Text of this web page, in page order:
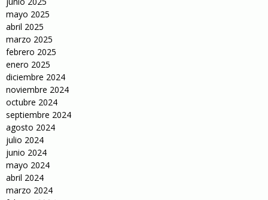
mayo 2025
abril 2025
marzo 2025
febrero 2025
enero 2025
diciembre 2024
noviembre 2024
octubre 2024
septiembre 2024
agosto 2024
julio 2024
junio 2024
mayo 2024
abril 2024
marzo 2024